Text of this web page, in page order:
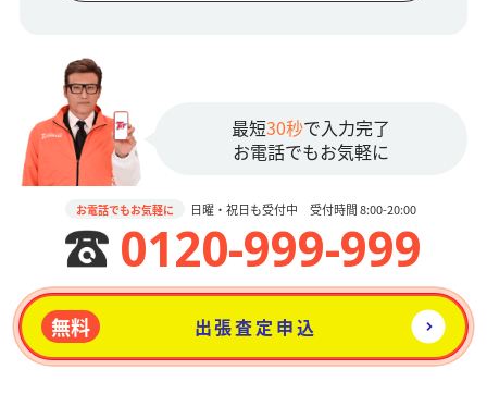
最短30秒で入力完了
お電話でもお気軽に
お電話でもお気軽に 日曜・祝日も受付中 受付時間 8:00-20:00
0120-999-999
無料 出張査定申込